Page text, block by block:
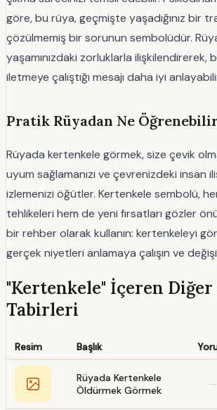
göre, bu rüya, geçmişte yaşadığınız bir
çözülmemiş bir sorunun sembolüdür.
yaşamınızdaki zorluklarla ilişkilendirerek,
iletmeye çalıştığı mesajı daha iyi
Pratik Rüyadan Ne
Rüyada kertenkele görmek, size çevik
uyum sağlamanızı ve çevrenizdeki insan
izlemenizi öğütler. Kertenkele sembolü,
tehlikeleri hem de yeni fırsatları gözler
bir rehber olarak kullanın: kertenkeleyi
gerçek niyetleri anlamaya çalışın ve
"Kertenkele" İçeren Diğer
Tabirleri
Resim Başlık
Rüyada Kertenkele
Öldürmek Görmek
—